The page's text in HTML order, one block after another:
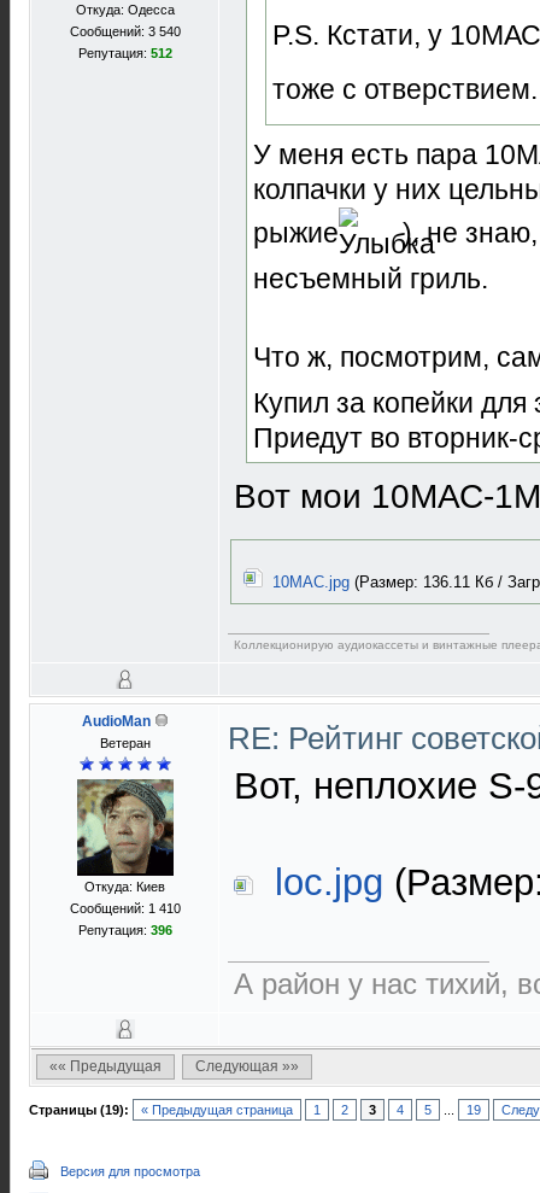
Откуда: Одесса
Сообщений: 3 540
Репутация: 512
P.S. Кстати, у
тоже с
У меня есть пара
колпачки у них
рыжие
), не
несъемный гриль.
Что ж, посмотрим,
Купил за копейки для
Приедут во вторник-
Вот мои 10МАС-1М
10MAC.jpg(Размер: 136.11 Кб /
Коллекционирую аудиокассеты и винтажные
AudioMan
Ветеран
Откуда: Киев
Сообщений: 1 410
Репутация: 396
RE: Рейтинг
Вот, неплохие S-
loc.jpg
А район у нас тихий,
«« Предыдущая Следующая »»
Страницы (19): « Предыдущая страница 1 2 3 4 5 19
Версия для просмотра